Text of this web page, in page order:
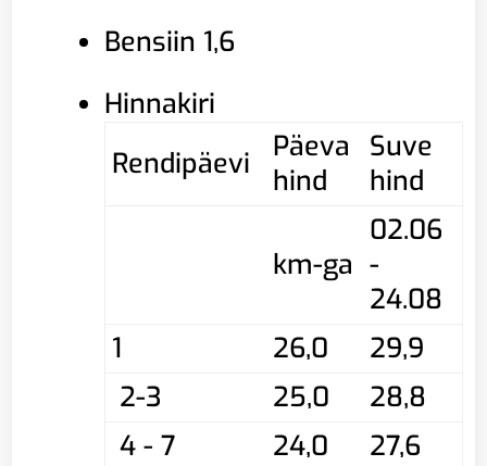
Bensiin 1,6
Hinnakiri
Rendipäevi
Päeva
hind
Suve
hind
km-ga
02.06
-
24.08
1
26,0
29,9
2-3
25,0
28,8
4 - 7
24,0
27,6